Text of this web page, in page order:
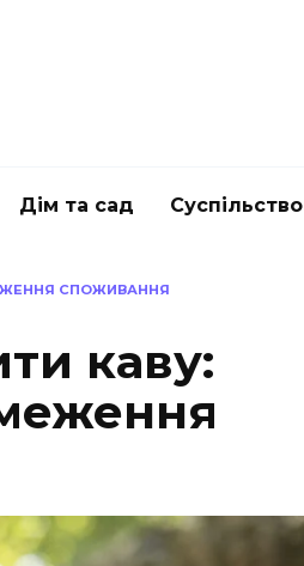
Дім та сад Суспільство
СПОЖИВАННЯ
каву: